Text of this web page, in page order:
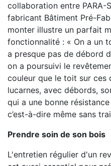
collaboration entre PARA-
fabricant Bâtiment Pré-
monter illustre un parfait
fonctionnalité : « On a un
a presque pas de débord
on a poursuivi le
couleur que le toit sur ces
lucarnes, avec débords,
qui a une bonne
c’est-à-dire même sans
Prendre soin de son bois
L'entretien régulier d'un